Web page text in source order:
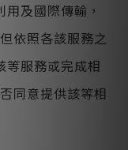
及國際傳輸，
依照各該服務之
等服務或完成相
同意提供該等相